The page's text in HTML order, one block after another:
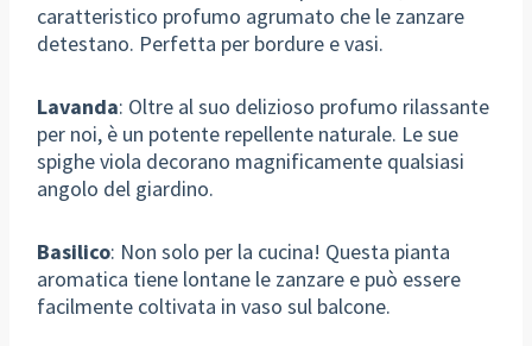
caratteristico profumo agrumato che le zanzare
detestano. Perfetta per bordure e vasi.
Lavanda: Oltre al suo delizioso profumo rilassante
per noi, è un potente repellente naturale. Le sue
spighe viola decorano magnificamente qualsiasi
angolo del giardino.
Basilico: Non solo per la cucina! Questa pianta
aromatica tiene lontane le zanzare e può essere
facilmente coltivata in vaso sul balcone.